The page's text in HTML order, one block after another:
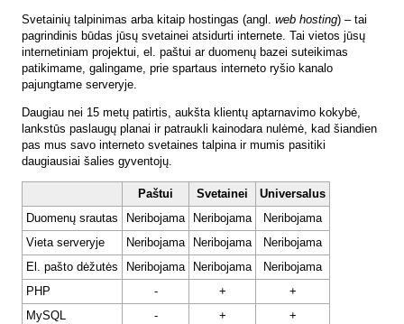
Svetainių talpinimas arba kitaip hostingas (angl. web hosting) – tai
pagrindinis būdas jūsų svetainei atsidurti internete. Tai vietos jūsų
internetiniam projektui, el. paštui ar duomenų bazei suteikimas
patikimame, galingame, prie spartaus interneto ryšio kanalo
pajungtame serveryje.
Daugiau nei 15 metų patirtis, aukšta klientų aptarnavimo kokybė,
lankstūs paslaugų planai ir patraukli kainodara nulėmė, kad šiandien
pas mus savo interneto svetaines talpina ir mumis pasitiki
daugiausiai šalies gyventojų.
Paštui Svetainei
Universalus
Duomenų srautas
Neribojama Neribojama
Neribojama
Vieta serveryje
Neribojama Neribojama
Neribojama
El. pašto dėžutės
Neribojama Neribojama
Neribojama
PHP
- +
+
MySQL
- +
+